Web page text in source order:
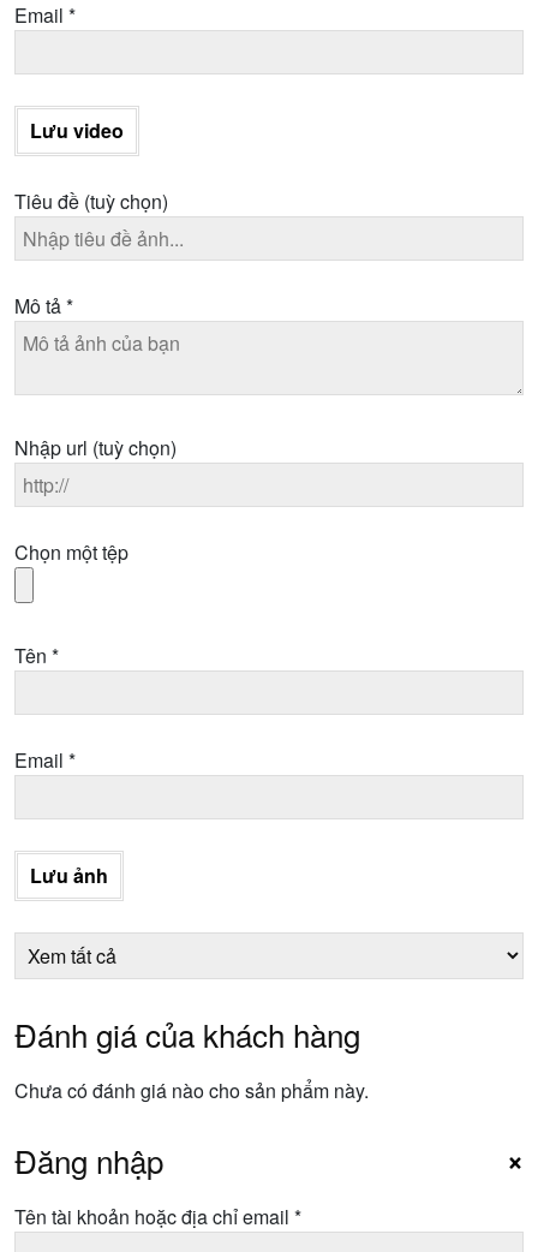
Email *
Lưu video
Tiêu đề (tuỳ chọn)
Mô tả*
Nhập url (tuỳ chọn)
Chọn một tệp
Tên *
Email *
Lưu ảnh
Đánh giá của khách hàng
Chưa có đánh giá nào cho sản phẩm này.
×
Đăng nhập
Tên tài khoản hoặc địa chỉ email *Bắt